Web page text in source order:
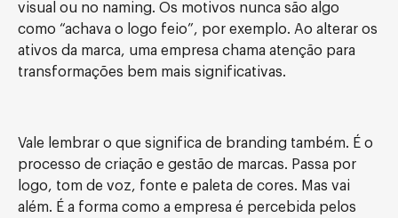
visual ou no naming. Os motivos nunca são algo
como “achava o logo feio”, por exemplo. Ao alterar os
ativos da marca, uma empresa chama atenção para
transformações bem mais significativas.
Vale lembrar o que significa de branding também. É o
processo de criação e gestão de marcas. Passa por
logo, tom de voz, fonte e paleta de cores. Mas vai
além. É a forma como a empresa é percebida pelos